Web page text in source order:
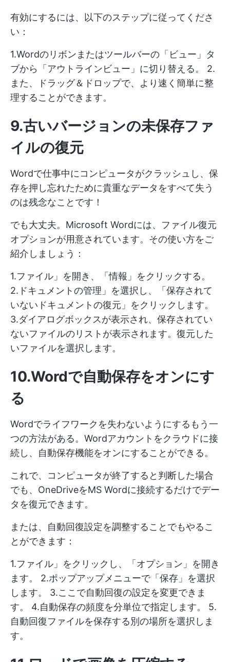
有効にするには、以下のステップに従ってくださ
い：
1.Wordのリボンまたはツールバーの「ビュー」タ
ブから「アウトラインビュー」に切り替える。 2.
また、ドラッグ＆ドロップで、より速く簡単に整
理することができます。
9.古いバージョンの未保存ファ
イルの復元
Wordで仕事中にコンピュータがクラッシュし、保
存を押し忘れたために貴重なデータをすべて失う
のは残念なことです！
でも大丈夫。Microsoft Wordには、ファイル復元
オプションが用意されています。その使い方をご
紹介しましょう：
1.ファイル」を開き、「情報」をクリックする。
2.ドキュメントの管理」を選択し、「保存されて
いないドキュメントの復元」をクリックします。
3.ダイアログボックスが表示され、保存されてい
ないファイルのリストが表示されます。復元した
いファイルを選択します。
10.Wordで自動保存をオンにす
る
Wordでライフワークを失わないようにするもう一
つの方法がある。Wordアカウントをクラウドに接
続し、自動保存機能をオンにすることができる。
これで、コンピュータが終了すると判断した場合
でも、OneDriveをMS Wordに接続するだけでデー
タを復元できます。
または、自動回復設定を調整することでもやるこ
とができます：
1.ファイル」をクリックし、「オプション」を開き
ます。 2.ポップアップメニューで「保存」を選択
します。 3.ここで自動回復の設定を変更できま
す。 4.自動保存の頻度を分単位で指定します。 5.
自動回復ファイルを保存する別の場所を選択しま
す。